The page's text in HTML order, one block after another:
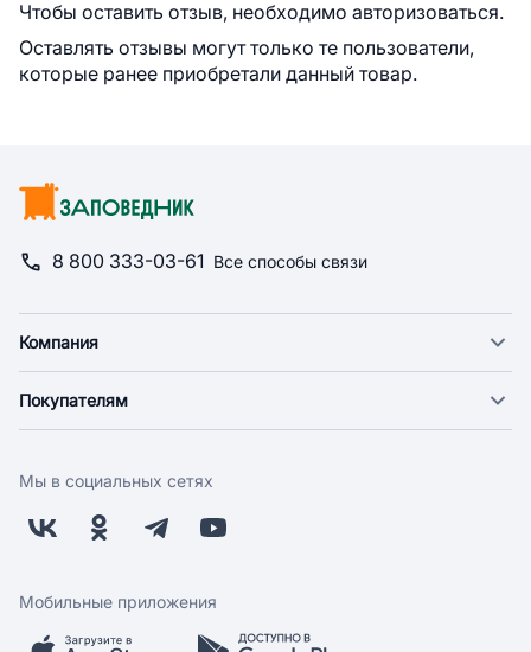
Чтобы оставить отзыв, необходимо авторизоваться.
Оставлять отзывы могут только те пользователи,
которые ранее приобретали данный товар.
8 800 333-03-61 Все способы связи
Компания
Новости
Поставщикам
Заводчикам
Обратная связь
Покупателям
Оплата
Бонусная программа
Скидки и акции
Мы в социальных сетях
Мобильные приложения